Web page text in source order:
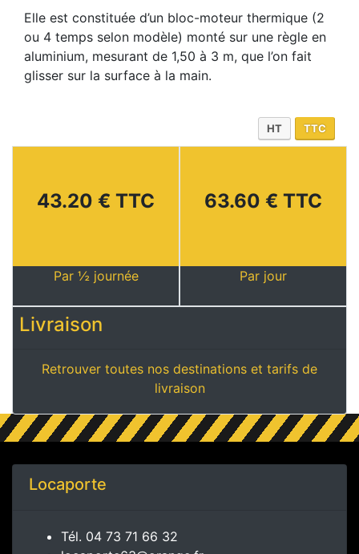
Elle est constituée d’un bloc-moteur thermique (2
ou 4 temps selon modèle) monté sur une règle en
aluminium, mesurant de 1,50 à 3 m, que l’on fait
glisser sur la surface à la main.
HT TTC
43.20 € TTC
Par ½ journée
63.60 € TTC
Par jour
Livraison
Retrouver toutes nos destinations et tarifs de
livraison
Locaporte
Tél. 04 73 71 66 32